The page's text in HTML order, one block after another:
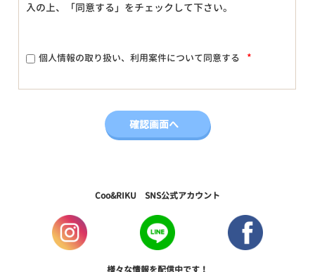
入の上、「同意する」をチェックして下さい。
個人情報の取り扱い、利用案件について同意する *
Coo&RIKU SNS公式アカウント
様々な情報を配信中です！